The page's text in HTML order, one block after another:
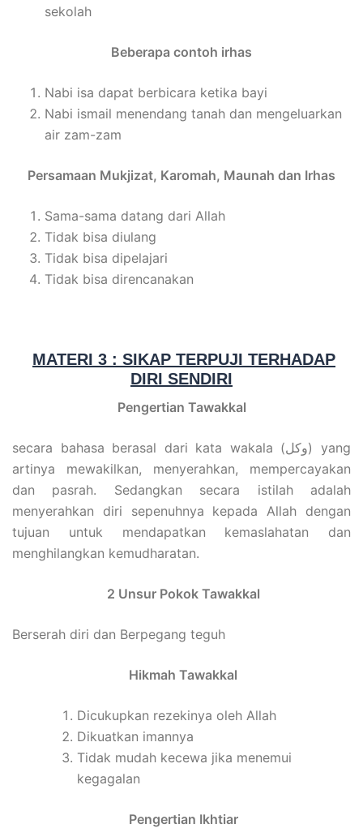
sekolah
Beberapa contoh irhas
Nabi isa dapat berbicara ketika bayi
Nabi ismail menendang tanah dan mengeluarkan
air zam-zam
Persamaan Mukjizat, Karomah, Maunah dan Irhas
Sama-sama datang dari Allah
Tidak bisa diulang
Tidak bisa dipelajari
Tidak bisa direncanakan
MATERI 3 : SIKAP TERPUJI TERHADAP
DIRI SENDIRI
Pengertian Tawakkal
secara bahasa berasal dari kata wakala (وكل) yang
artinya mewakilkan, menyerahkan, mempercayakan
dan pasrah. Sedangkan secara istilah adalah
menyerahkan diri sepenuhnya kepada Allah dengan
tujuan untuk mendapatkan kemaslahatan dan
menghilangkan kemudharatan.
2 Unsur Pokok Tawakkal
Berserah diri dan Berpegang teguh
Hikmah Tawakkal
Dicukupkan rezekinya oleh Allah
Dikuatkan imannya
Tidak mudah kecewa jika menemui
kegagalan
Pengertian Ikhtiar